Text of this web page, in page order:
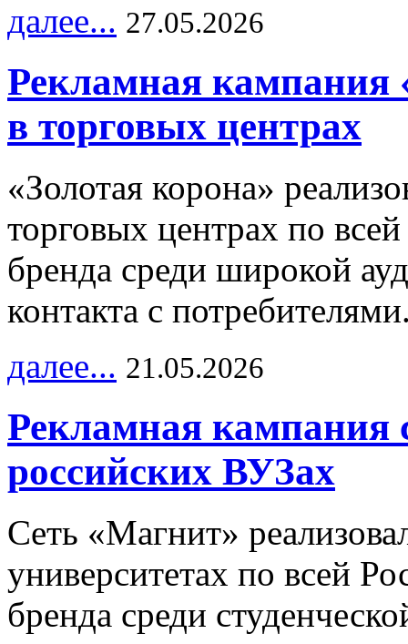
далее... 27.05.2026
Рекламная кампания
в торговых центрах
«Золотая корона»
торговых центрах по
бренда среди широкой
контакта с
далее... 21.05.2026
Рекламная кампания
российских ВУЗах
Сеть «Магнит»
университетах по всей
бренда среди